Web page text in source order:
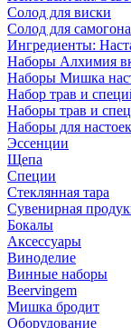
Солод для виски
Солод для самогона
Ингредиенты:
Наборы Алхимия
Наборы Мишка
Набор трав и
Наборы трав и
Наборы для настоек
Эссенции
Щепа
Специи
Стеклянная тара
Сувенирная
Бокалы
Аксессуары
Виноделие
Винные наборы
Beervingem
Мишка бродит
Оборудование